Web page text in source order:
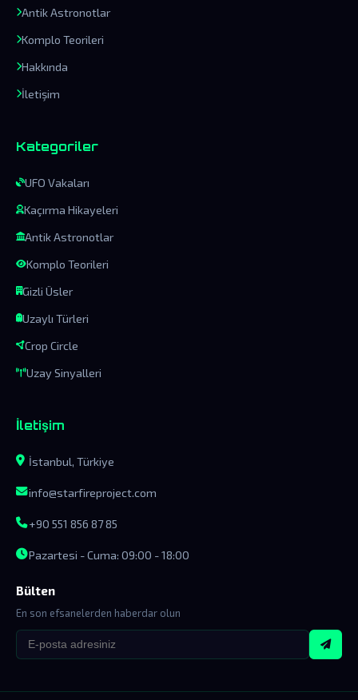
Antik Astronotlar
Komplo Teorileri
Hakkında
İletişim
Kategoriler
UFO Vakaları
Kaçırma Hikayeleri
Antik Astronotlar
Komplo Teorileri
Gizli Üsler
Uzaylı Türleri
Crop Circle
Uzay Sinyalleri
İletişim
İstanbul, Türkiye
info@starfireproject.com
+90 551 856 87 85
Pazartesi - Cuma: 09:00 - 18:00
Bülten
En son efsanelerden haberdar olun